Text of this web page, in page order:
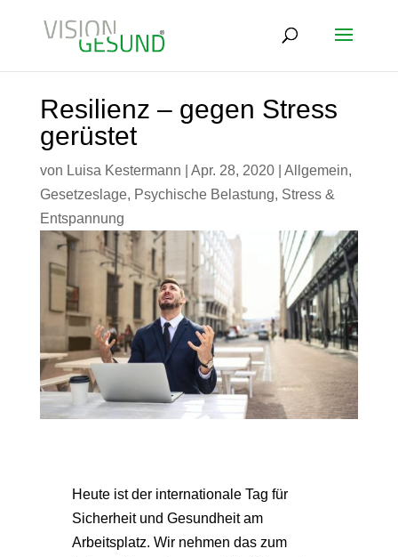
Resilienz – gegen Stress
gerüstet
von Luisa Kestermann Apr. 28, 2020| Allgemein,
Gesetzeslage, Psychische Belastung, Stress &
Entspannung
Heute ist der internationale Tag für
Sicherheit und Gesundheit am
Arbeitsplatz. Wir nehmen das zum